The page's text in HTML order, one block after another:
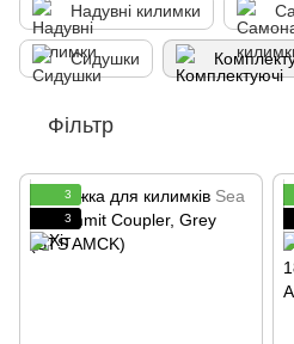
Надувні килимки
Сидушки
Фільтр
3
3